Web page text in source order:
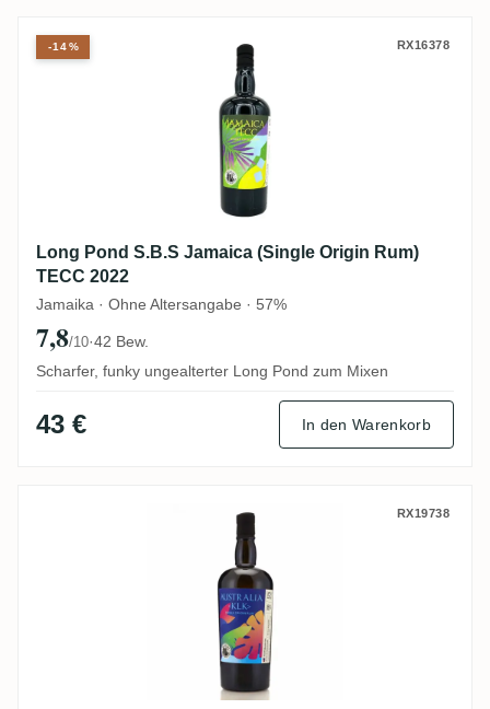
Long Pond S.B.S Jamaica (Single Origin
RX16378
Long Pond S.B.S Jamaica (Single Origin Rum)
TECC 2022
Jamaika · Ohne Altersangabe · 57%
7,8/10·42 Bew.
Scharfer, funky ungealterter Long Pond zum Mixen
43 € In den Warenkorb
-14%
Killik S.B.S (Single Origin Rum) Australia
RX19738